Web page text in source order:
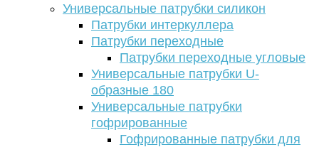
Универсальные патрубки силикон
Патрубки интеркуллера
Патрубки переходные
Патрубки переходные угловые
Универсальные патрубки U-
образные 180
Универсальные патрубки
гофрированные
Гофрированные патрубки для